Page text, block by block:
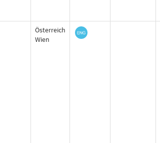
Österreich
Wien